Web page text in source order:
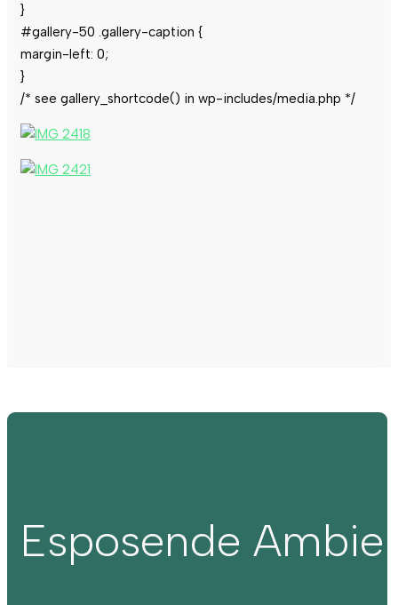
}
#gallery-50 .gallery-caption {
margin-left: 0;
}
/* see gallery_shortcode() in wp-includes/media.php */
Esposende